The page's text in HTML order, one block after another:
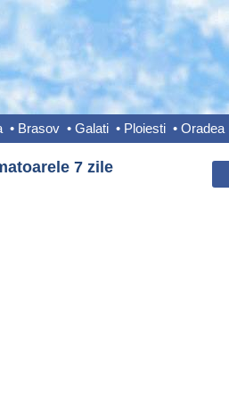
• Brasov • Galati • Ploiesti • Oradea
7 zile